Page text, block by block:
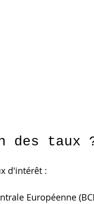
des taux
d'intérêt :
Européenne